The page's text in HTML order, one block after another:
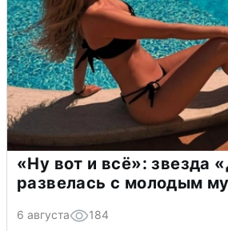
«Ну вот и всё»: звезда
развелась с молодым
6 августа 184